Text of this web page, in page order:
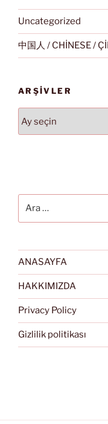
Uncategorized
中国人 / CHİNESE /
ARŞIVLER
ANASAYFA
HAKKIMIZDA
Privacy Policy
Gizlilik politikası